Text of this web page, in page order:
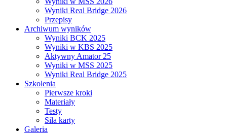
Wyniki Real Bridge 2026
Przepisy
Archiwum wyników
Wyniki BCK 2025
Wyniki w KBS 2025
Aktywny Amator 25
Wyniki w MSS 2025
Wyniki Real Bridge 2025
Szkolenia
Pierwsze kroki
Materiały
Testy
Siła karty
Galeria